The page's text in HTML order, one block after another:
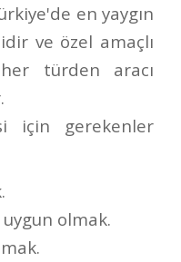
en yaygın
ve özel amaçlı
türden aracı
için gerekenler
uygun olmak.